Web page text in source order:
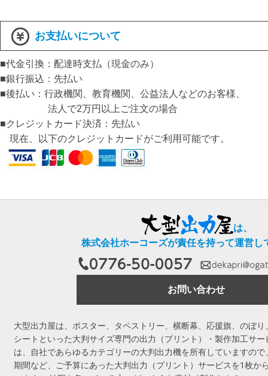
お支払いについて
■代金引換：配達時支払（現金のみ）
■銀行振込：先払い
■後払い：行政機関、教育機関、公益法人などのお客様、
法人で2万円以上ご注文の場合
■クレジットカード決済：先払い
現在、以下のクレジットカードがご利用可能です。
は、
株式会社ホーコーズが責任を持って運営し
お問い合わせ
大型出力屋は、ポスター、タペストリー、横断幕、応援旗、のぼ
シートといった大判サイズ専門の出力（プリント）・製作加工サ
は、自社であらゆるカテゴリーの大判出力機を所有していますの
期間など、ご予算にあった大判出力（プリント）サービスを1枚か